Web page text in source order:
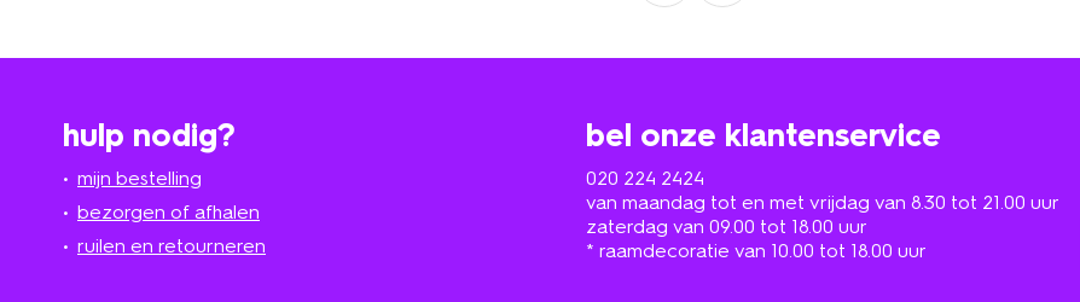
hulp nodig?
mijn bestelling
bezorgen of afhalen
ruilen en retourneren
bel onze klantenservice
020 224 2424
van maandag tot en met vrijdag van 8.30 tot 21.00 uur
zaterdag van 09.00 tot 18.00 uur
* raamdecoratie van 10.00 tot 18.00 uur